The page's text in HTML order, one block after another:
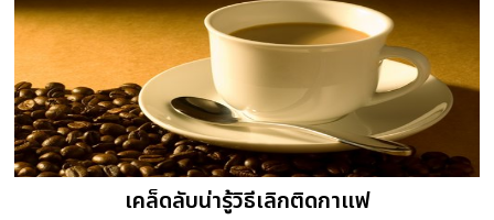
เคล็ดลับน่ารู้วิธีเลิกติดกาแฟ